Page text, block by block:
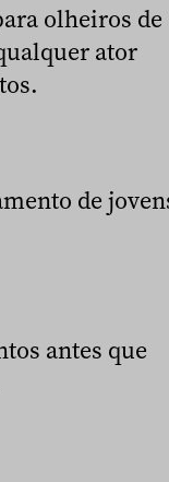
olheiros de
ator
de
antes que